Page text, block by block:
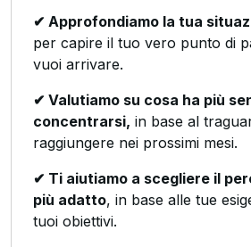
✔ Approfondiamo la tua
per capire il tuo vero punto di
vuoi arrivare.
✔ Valutiamo su cosa ha più
concentrarsi, in base al
raggiungere nei prossimi mesi.
✔ Ti aiutiamo a scegliere il
più adatto, in base alle tue
tuoi obiettivi.